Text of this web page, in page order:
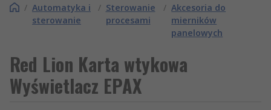
/ Automatyka i
sterowanie
/ Sterowanie
procesami
/ Akcesoria do
mierników
panelowych
Red Lion Karta wtykowa
Wyświetlacz EPAX